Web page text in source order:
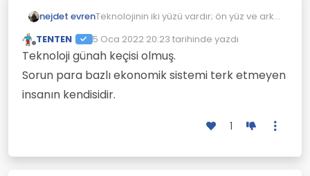
nejdet evrenTeknolojinin iki yüzü vardır; ön yüz ve arka
cilalanmış ve parlak görünen yüzüdür,
arka yüzü ise karanlık ve kaotik bir
yüzdür. Çok değil, bundan kırk-elli yıl
önce her eve günlük en az bir gazete
alınıp okunması bir gereksinim olarak
tartışmak ayrı bir konuya girdiğinden bu
Çevrimdışı
TENTEN 5 Oca 2022 20:23 tarihinde yazdı
Son düzenleyen:
Teknoloji günah keçisi olmuş.
Sorun para bazlı ekonomik sistemi terk etmeyen
insanın kendisidir.
1